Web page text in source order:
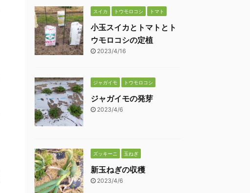
スイカ トウモロコシ トマト
小玉スイカとトマトとト
ウモロコシの定植
2023/4/16
ジャガイモ トウモロコシ
ジャガイモの発芽
2023/4/6
ズッキーニ 玉ねぎ
新玉ねぎの収穫
2023/4/6